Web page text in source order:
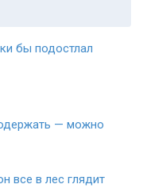
бы подостлал
— можно
все в лес глядит